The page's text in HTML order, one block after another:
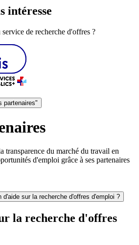
intéresse
de recherche d'offres ?
partenaires"
transparence du marché du travail en
d'emploi grâce à ses partenaires
d'aide sur la recherche d'offres d'emploi ?
la recherche d'offres